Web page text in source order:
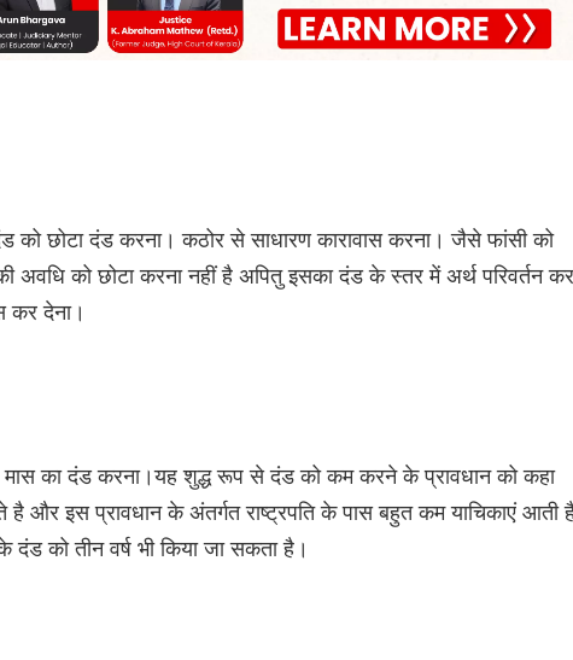
छोटा दंड करना। कठोर से साधारण कारावास करना। जैसे फांसी को
को छोटा करना नहीं है अपितु इसका दंड के स्तर में अर्थ परिवर्तन
कर देना।
मास का दंड करना।यह शुद्ध रूप से दंड को कम करने के प्रावधान को कहा
है और इस प्रावधान के अंतर्गत राष्ट्रपति के पास बहुत कम याचिकाएं आती
को तीन वर्ष भी किया जा सकता है।